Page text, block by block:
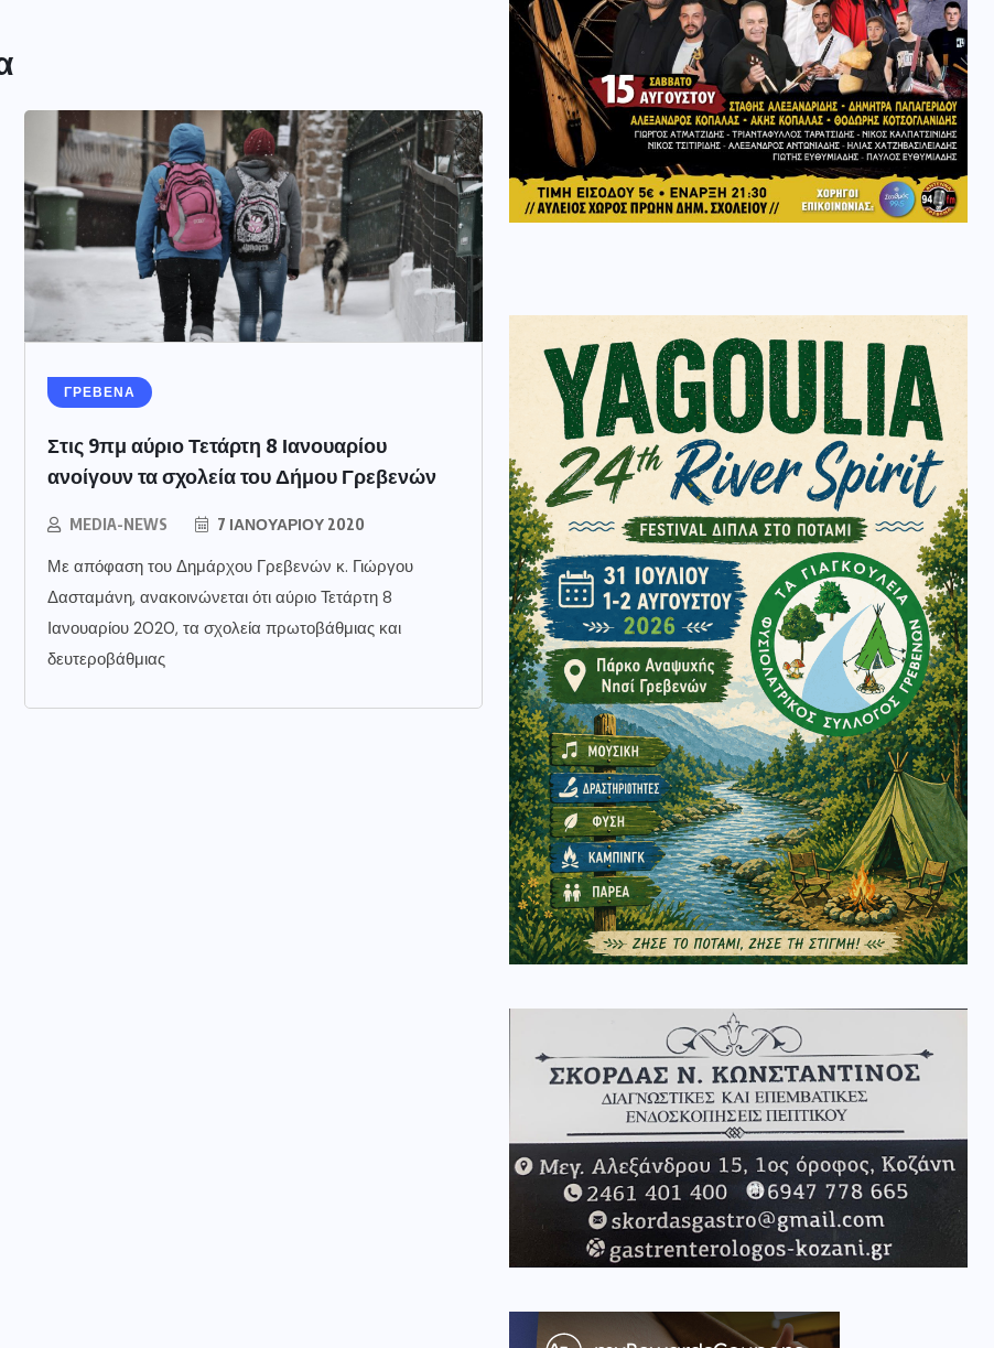
ΓΡΕΒΕΝΑ
Στις 9πμ αύριο Τετάρτη 8 Ιανουαρίου
ανοίγουν τα σχολεία του Δήμου Γρεβενών
MEDIA-NEWS 7 ΙΑΝΟΥΑΡΊΟΥ 2020
Με απόφαση του Δημάρχου Γρεβενών κ. Γιώργου
Δασταμάνη, ανακοινώνεται ότι αύριο Τετάρτη 8
Ιανουαρίου 2020, τα σχολεία πρωτοβάθμιας και
δευτεροβάθμιας